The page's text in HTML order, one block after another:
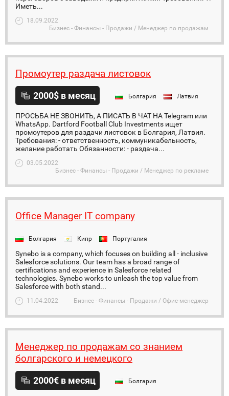
Иметь...
18.09.2022
Бизнес - Финансы - Продажи / Менеджер по продажам
Промоутер раздача листовок
2000$ в месяц Болгария Латвия
ПРОСЬБА НЕ ЗВОНИТЬ, А ПИСАТЬ В ЧАТ НА Telegram или
WhatsApp. Dartford Football Club Investments ищет
промоутеров для раздачи листовок в Болгария, Латвия.
Требования: - ответственность, коммуникабельность,
желание работать Обязанности: - раздача...
03.05.2022
Бизнес - Финансы - Продажи / Менеджер по рекламе
Office Manager IT company
Болгария Кипр Португалия
Synebo is a company, which focuses on building all - inclusive
Salesforce solutions. Our team has a broad range of
certifications and experience in Salesforce related
technologies. Synebo works to unleash the top value from
Salesforce with both stand...
11.04.2022 Бизнес - Финансы - Продажи / Офис-менеджер
Менеджер по продажам со знанием
болгарского и немецкого
2000€ в месяц Болгария